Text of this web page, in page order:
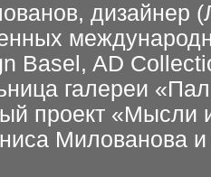
дизайнер
Basel, AD
галереи
проект «Мысли
Милованова и